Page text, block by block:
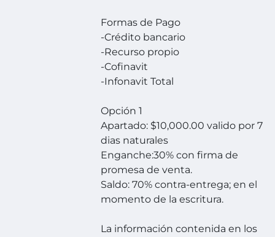
Formas de Pago
-Crédito bancario
-Recurso propio
-Cofinavit
-Infonavit Total
Opción 1
Apartado: $10,000.00 valido por 7
dias naturales
Enganche:30% con firma de
promesa de venta.
Saldo: 70% contra-entrega; en el
momento de la escritura.
La información contenida en los